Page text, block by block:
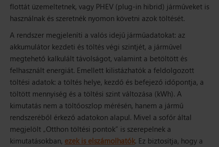
flottát üzemeltetnek, vagy PHEV (plug-in hibrid) járműveket is
használnak és szeretnék nyomon követni azok töltését.
A rendszer megjeleníti a valós idejű járműadatokat: az
akkumulátor kezdeti és töltés végi szintjét, a járművel
megtehető kalkulált távolságot, valamint a betöltött és
felhasznált energiát. Emellett kilistázhatók a feldolgozott
töltési adatok: a töltés helye, kezdő és befejező időpontja, a
töltött mennyiség és a töltési szint változása (kWh). A
kimutatás nem a töltőoszlop mérésén, hanem a jármű
rendszeréből érkező adatokon alapul. Mivel a sofőr által
megjelölt „Otthon töltési pontok” is szerepelnek a
kimutatásokban, ezek is elszámolhatók. Ez biztosítja, hogy a